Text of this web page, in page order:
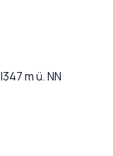
|347m ü. NN